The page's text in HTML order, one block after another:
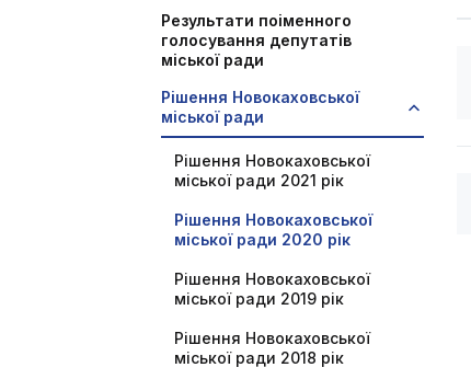
Результати поіменного
голосування депутатів
міської ради
Рішення Новокаховської
міської ради
Рішення Новокаховської
міської ради 2021 рік
Рішення Новокаховської
міської ради 2020 рік
Рішення Новокаховської
міської ради 2019 рік
Рішення Новокаховської
міської ради 2018 рік